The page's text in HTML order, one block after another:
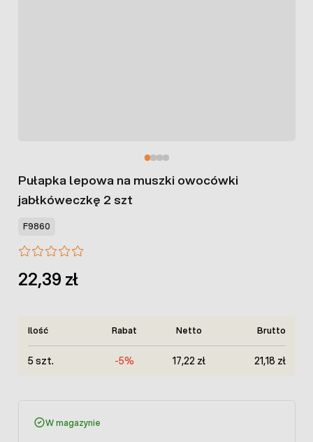
Pułapka lepowa na muszki owocówki
jabłkóweczkę 2 szt
F9860
22,39 zł
Ilość Rabat Netto Brutto
5 szt. -5% 17,22 zł 21,18 zł
W magazynie